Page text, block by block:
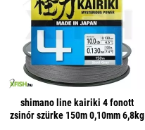
shimano line kairiki 4 fonott
zsinór szürke 150m 0,10mm 6,8kg